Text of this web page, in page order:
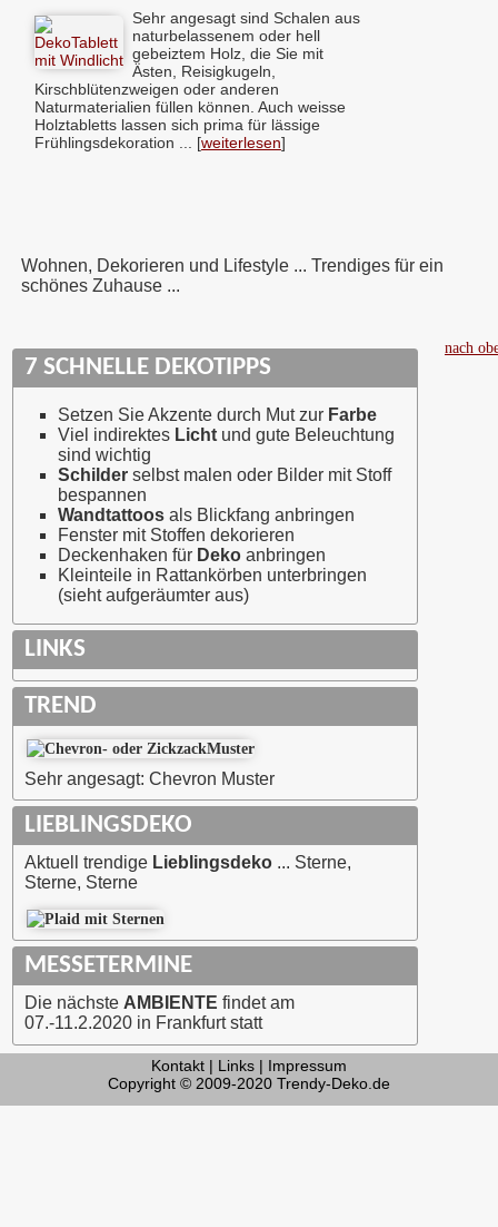
Sehr angesagt sind Schalen aus
naturbelassenem oder hell
gebeiztem Holz, die Sie mit
Ästen, Reisigkugeln,
Kirschblütenzweigen oder anderen
Naturmaterialien füllen können. Auch weisse
Holztabletts lassen sich prima für lässige
Frühlingsdekoration ... [weiterlesen]
Wohnen, Dekorieren und Lifestyle ... Trendiges für ein
schönes Zuhause ...
nach
7 SCHNELLE DEKOTIPPS
Setzen Sie Akzente durch Mut zur Farbe
Viel indirektes Licht und gute Beleuchtung
sind wichtig
Schilder selbst malen oder Bilder mit Stoff
bespannen
Wandtattoos als Blickfang anbringen
Fenster mit Stoffen dekorieren
Deckenhaken für Deko anbringen
Kleinteile in Rattankörben unterbringen
(sieht aufgeräumter aus)
LINKS
TREND
Sehr angesagt: Chevron Muster
LIEBLINGSDEKO
Aktuell trendige Lieblingsdeko... Sterne,
Sterne, Sterne
MESSETERMINE
Die nächste AMBIENTE findet am
07.-11.2.2020 in Frankfurt statt
Kontakt | Links | Impressum
Copyright © 2009-2020 Trendy-Deko.de